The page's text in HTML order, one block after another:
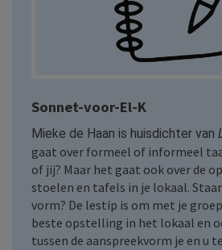
Sonnet-voor-El-K
Mieke de Haan is huisdichter van
gaat over formeel of informeel
of jij? Maar het gaat ook over de
stoelen en tafels in je lokaal.
vorm? De lestip is om met je
beste opstelling in het lokaal en
tussen de aanspreekvorm je en u